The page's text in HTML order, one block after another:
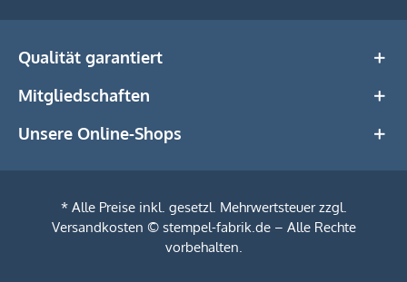
Qualität garantiert
Mitgliedschaften
Unsere Online-Shops
* Alle Preise inkl. gesetzl. Mehrwertsteuer zzgl.
Versandkosten © stempel-fabrik.de – Alle Rechte
vorbehalten.